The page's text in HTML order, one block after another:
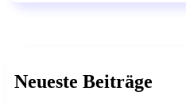
Neueste Beiträge